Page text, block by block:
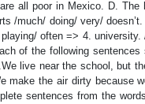
all poor in Mexico. D. The
/much/ doing/ very/
often => 4.
of the following
live near the school, but
make the air dirty because
sentences from the